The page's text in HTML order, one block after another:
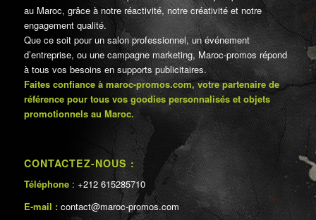
au Maroc, grâce à notre réactivité, notre créativité et notre
engagement qualité.
Que ce soit pour un salon professionnel, un événement
d’entreprise, ou une campagne marketing, Maroc-promos répond
à tous vos besoins en supports publicitaires.
Faites confiance à maroc-promos.com, votre partenaire de
référence pour tous vos goodies personnalisés et objets
promotionnels au Maroc.
CONTACTEZ-NOUS :
Téléphone : +212 615285710
E-mail : contact@maroc-promos.com